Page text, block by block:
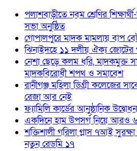
পলাশবাড়ীতে নবম শ্রেণির
সভা অনুষ্ঠিত
গোপালপুরে মাদক মামলায় বাপ
ঝিনাইদহে ১১ দলীয় ঐক্য জোটের
নেশা ছেড়ে কলম ধরি, মাদকমুক্ত
মাদকবিরোধী শপথ ও সমাবেশ
রানীগঞ্জ মহিলা ডিগ্রী কলেজের
রেজা আর নেই
ফ্যামিলি কার্ডের আনুষ্ঠানিক
একদিনে হাম উপসর্গ নিয়ে আরও
শক্তিশালী গরিলা গ্লাস ৭আই
নতুন রেডমি ১৭